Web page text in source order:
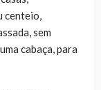
centeio,
sem
cabaça, para